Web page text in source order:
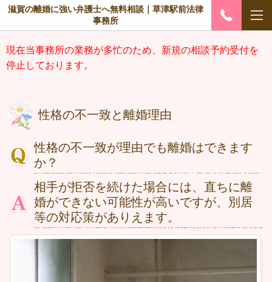
滋賀の離婚に強い弁護士へ無料相談｜草津駅前法律
事務所
現在当事務所の業務が多忙のため、新規の相談予約受付を
停止しております。
性格の不一致と離婚理由
性格の不一致が理由でも離婚はできます
か？
相手が拒否を続けた場合には、直ちに離
婚ができない可能性が高いですが、別居
等の対応策がありえます。